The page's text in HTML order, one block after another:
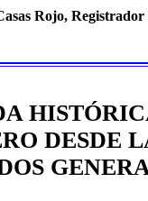
Rojo,
DESDE